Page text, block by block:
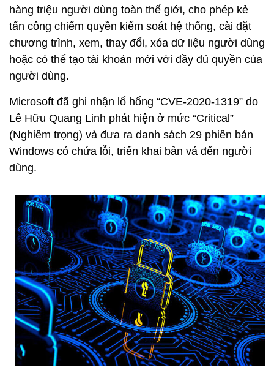
hàng triệu người dùng toàn thế giới, cho phép kẻ
tấn công chiếm quyền kiểm soát hệ thống, cài đặt
chương trình, xem, thay đổi, xóa dữ liệu người dùng
hoặc có thể tạo tài khoản mới với đầy đủ quyền của
người dùng.
Microsoft đã ghi nhận lổ hổng “CVE-2020-1319” do
Lê Hữu Quang Linh phát hiện ở mức “Critical”
(Nghiêm trọng) và đưa ra danh sách 29 phiên bản
Windows có chứa lỗi, triển khai bản vá đến người
dùng.